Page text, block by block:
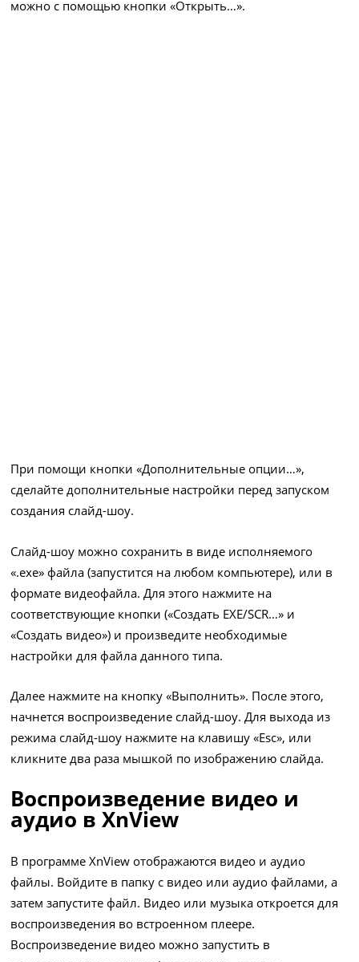
можно с помощью кнопки «Открыть…».
При помощи кнопки «Дополнительные опции…»,
сделайте дополнительные настройки перед запуском
создания слайд-шоу.
Слайд-шоу можно сохранить в виде исполняемого
«.exe» файла (запустится на любом компьютере), или в
формате видеофайла. Для этого нажмите на
соответствующие кнопки («Создать EXE/SCR…» и
«Создать видео») и произведите необходимые
настройки для файла данного типа.
Далее нажмите на кнопку «Выполнить». После этого,
начнется воспроизведение слайд-шоу. Для выхода из
режима слайд-шоу нажмите на клавишу «Esc», или
кликните два раза мышкой по изображению слайда.
Воспроизведение видео и
аудио в XnView
В программе XnView отображаются видео и аудио
файлы. Войдите в папку с видео или аудио файлами, а
затем запустите файл. Видео или музыка откроется для
воспроизведения во встроенном плеере.
Воспроизведение видео можно запустить в